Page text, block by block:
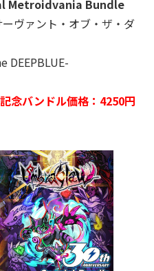
Metroidvania Bundle
ヴァント・オブ・ザ・ダ
DEEPBLUE-
念バンドル価格：4250円